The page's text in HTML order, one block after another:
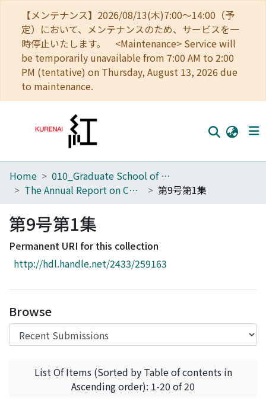
【メンテナンス】2026/08/13(木)7:00～14:00（予
定）において、メンテナンスのため、サービスを一
時停止いたします。 <Maintenance> Service will
be temporarily unavailable from 7:00 AM to 2:00
PM (tentative) on Thursday, August 13, 2026 due
to maintenance.
Home
Browse
Download Ranking
Access Statistics
Home
010_Graduate School of Letters
The Annual Report on Christian Studies
第9号第1集
第9号第1集
Permanent URI for this collection
http://hdl.handle.net/2433/259163
Browse
List Of Items (Sorted by Table of contents in
Ascending order): 1-20 of 20